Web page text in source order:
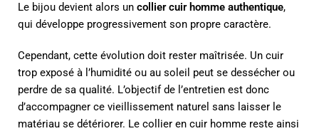
Le bijou devient alors un collier cuir homme authentique,
qui développe progressivement son propre caractère.
Cependant, cette évolution doit rester maîtrisée. Un cuir
trop exposé à l’humidité ou au soleil peut se dessécher ou
perdre de sa qualité. L’objectif de l’entretien est donc
d’accompagner ce vieillissement naturel sans laisser le
matériau se détériorer. Le collier en cuir homme reste ainsi